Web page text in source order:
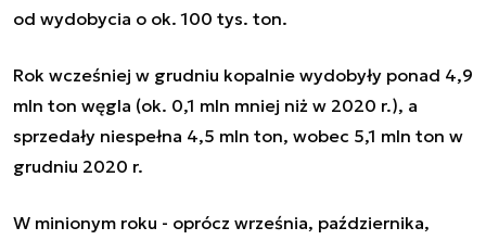
od wydobycia o ok. 100 tys. ton.
Rok wcześniej w grudniu kopalnie wydobyły ponad 4,9
mln ton węgla (ok. 0,1 mln mniej niż w 2020 r.), a
sprzedały niespełna 4,5 mln ton, wobec 5,1 mln ton w
grudniu 2020 r.
W minionym roku - oprócz września, października,